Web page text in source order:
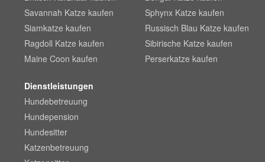
Savannah Katze kaufen
Siamkatze kaufen
Ragdoll Katze kaufen
Maine Coon kaufen
Sphynx Katze kaufen
Russisch Blau Katze kaufen
Sibirische Katze kaufen
Perserkatze kaufen
Dienstleistungen
Hundebetreuung
Hundepension
Hundesitter
Katzenbetreuung